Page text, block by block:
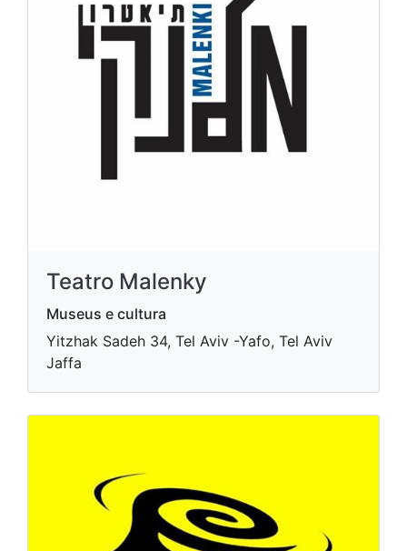
Teatro Malenky
Museus e cultura
Yitzhak Sadeh 34, Tel Aviv -Yafo, Tel Aviv
Jaffa